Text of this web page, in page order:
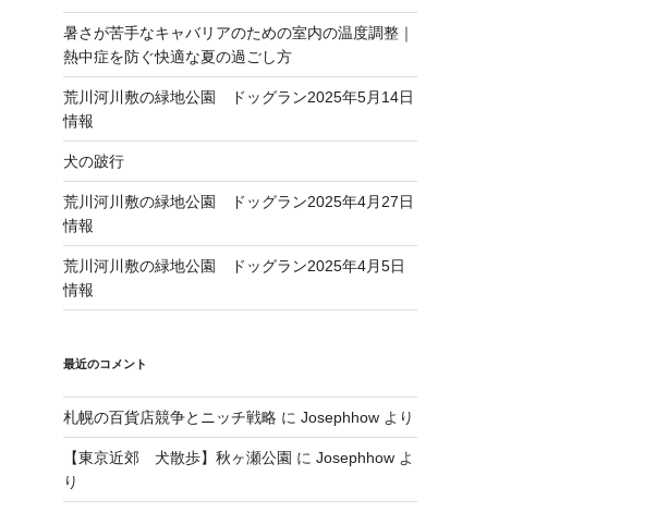
暑さが苦手なキャバリアのための室内の温度調整｜
熱中症を防ぐ快適な夏の過ごし方
荒川河川敷の緑地公園 ドッグラン2025年5月14日
情報
犬の跛行
荒川河川敷の緑地公園 ドッグラン2025年4月27日
情報
荒川河川敷の緑地公園 ドッグラン2025年4月5日
情報
最近のコメント
札幌の百貨店競争とニッチ戦略に Josephhowより
【東京近郊 犬散歩】秋ヶ瀬公園 に Josephhowよ
り